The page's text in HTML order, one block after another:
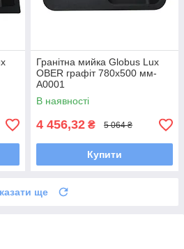
Гранітна мийка Globus Lux
OBER графіт 780х500 мм-
А0001
В наявності
4 456,32 ₴ 5 064 ₴
Купити
ще